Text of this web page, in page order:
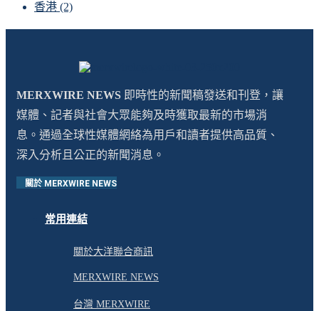
香港 (2)
MERXWIRE NEWS 即時性的新聞稿發送和刊登，讓
媒體、記者與社會大眾能夠及時獲取最新的市場消
息。通過全球性媒體網絡為用戶和讀者提供高品質、
深入分析且公正的新聞消息。
關於 MERXWIRE NEWS
常用連結
關於大洋聯合商訊
MERXWIRE NEWS
台灣 MERXWIRE